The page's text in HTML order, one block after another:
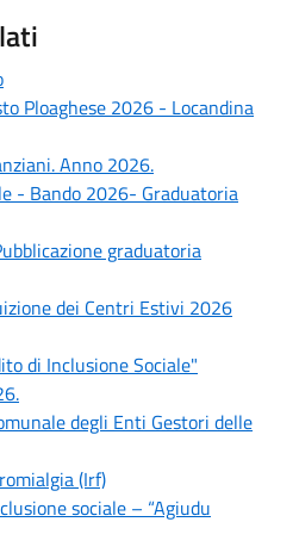
Ploaghese 2026 - Locandina
Anno 2026.
- Bando 2026- Graduatoria
graduatoria
dei Centri Estivi 2026
di Inclusione Sociale"
degli Enti Gestori delle
(Irf)
sociale – “Agiudu